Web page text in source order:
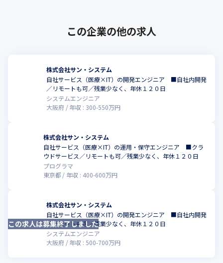
IT化が加速する医療業界において、最新のIT技術を取り込んだ、
新機能、新製品・サービスを継続的に開発し、事業拡大を図って
この企業の他の求人
株式会社サン・システム
自社サービス（医療×IT）の開発エンジニア ■自社内開発
／リモートも可／残業少なく、年休１２０日
システムエンジニア
大阪府
年収 : 300-550万円
株式会社サン・システム
自社サービス（医療×IT）の運用・保守エンジニア ■クラ
ウドサービス／リモートも可／残業少なく、年休１２０日
プログラマ
東京都
年収 : 400-600万円
株式会社サン・システム
自社サービス（医療×IT）の開発エンジニア ■自社内開発
／リモートも可／残業少なく、年休１２０日
システムエンジニア
大阪府
年収 : 500-700万円
この求人は募集終了しました